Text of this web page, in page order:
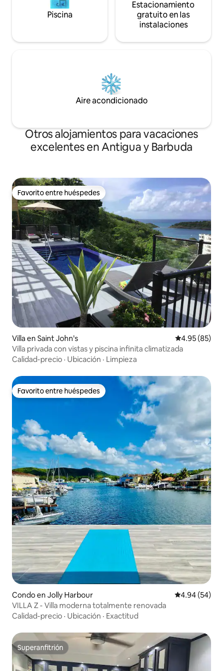
Piscina
Estacionamiento
gratuito en las
instalaciones
Aire acondicionado
Otros alojamientos para vacaciones
excelentes en Antigua y Barbuda
Favorito entre huéspedes
Favorito entre huéspedes
Villa en Saint John's Calificación
4.95 (85)
Villa privada con vistas y piscina infinita climatizada
Calidad-precio · Ubicación · Limpieza
Favorito entre huéspedes
Favorito entre huéspedes
Condo en Jolly Harbour Calificación
4.94 (54)
VILLA Z - Villa moderna totalmente renovada
Calidad-precio · Ubicación · Exactitud
Superanfitrión
Superanfitrión